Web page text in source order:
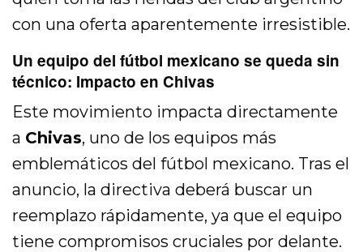
con una oferta aparentemente irresistible.
Un equipo del fútbol mexicano se queda sin
técnico: Impacto en Chivas
Este movimiento impacta directamente
a Chivas, uno de los equipos más
emblemáticos del fútbol mexicano. Tras el
anuncio, la directiva deberá buscar un
reemplazo rápidamente, ya que el equipo
tiene compromisos cruciales por delante.